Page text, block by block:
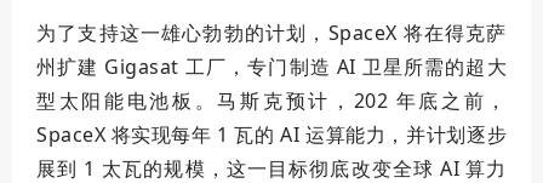
为了支持这一雄心勃勃的计划，SpaceX 将在得克萨
州扩建 Gigasat 工厂，专门制造 AI 卫星所需的超大
型太阳能电池板。马斯克预计，202 年底之前，
SpaceX 将实现每年 1 瓦的 AI 运算能力，并计划逐步
展到 1 太瓦的规模，这一目标彻底改变全球 AI 算力